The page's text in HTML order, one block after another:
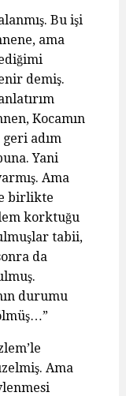
Bu işi
ama
demiş.
Kocamın
adım
Yani
Ama
birlikte
korktuğu
tabii,
da
durumu
Ama